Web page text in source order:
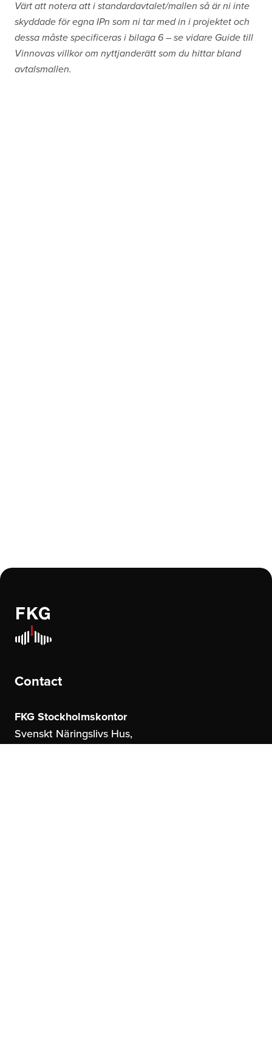
Värt att notera att i standardavtalet/mallen så är ni inte
skyddade för egna IPn som ni tar med in i projektet och
dessa måste specificeras i bilaga 6 – se vidare Guide till
Vinnovas villkor om nyttjanderätt som du hittar bland
avtalsmallen.
Contact
FKG Stockholmskontor
Svenskt Näringslivs Hus,